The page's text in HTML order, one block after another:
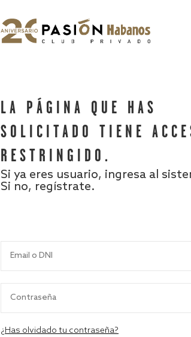
LA PÁGINA QUE HAS
SOLICITADO TIENE
RESTRINGIDO.
Si ya eres usuario, ingresa al
Si no, regístrate.
¿Has olvidado tu contraseña?